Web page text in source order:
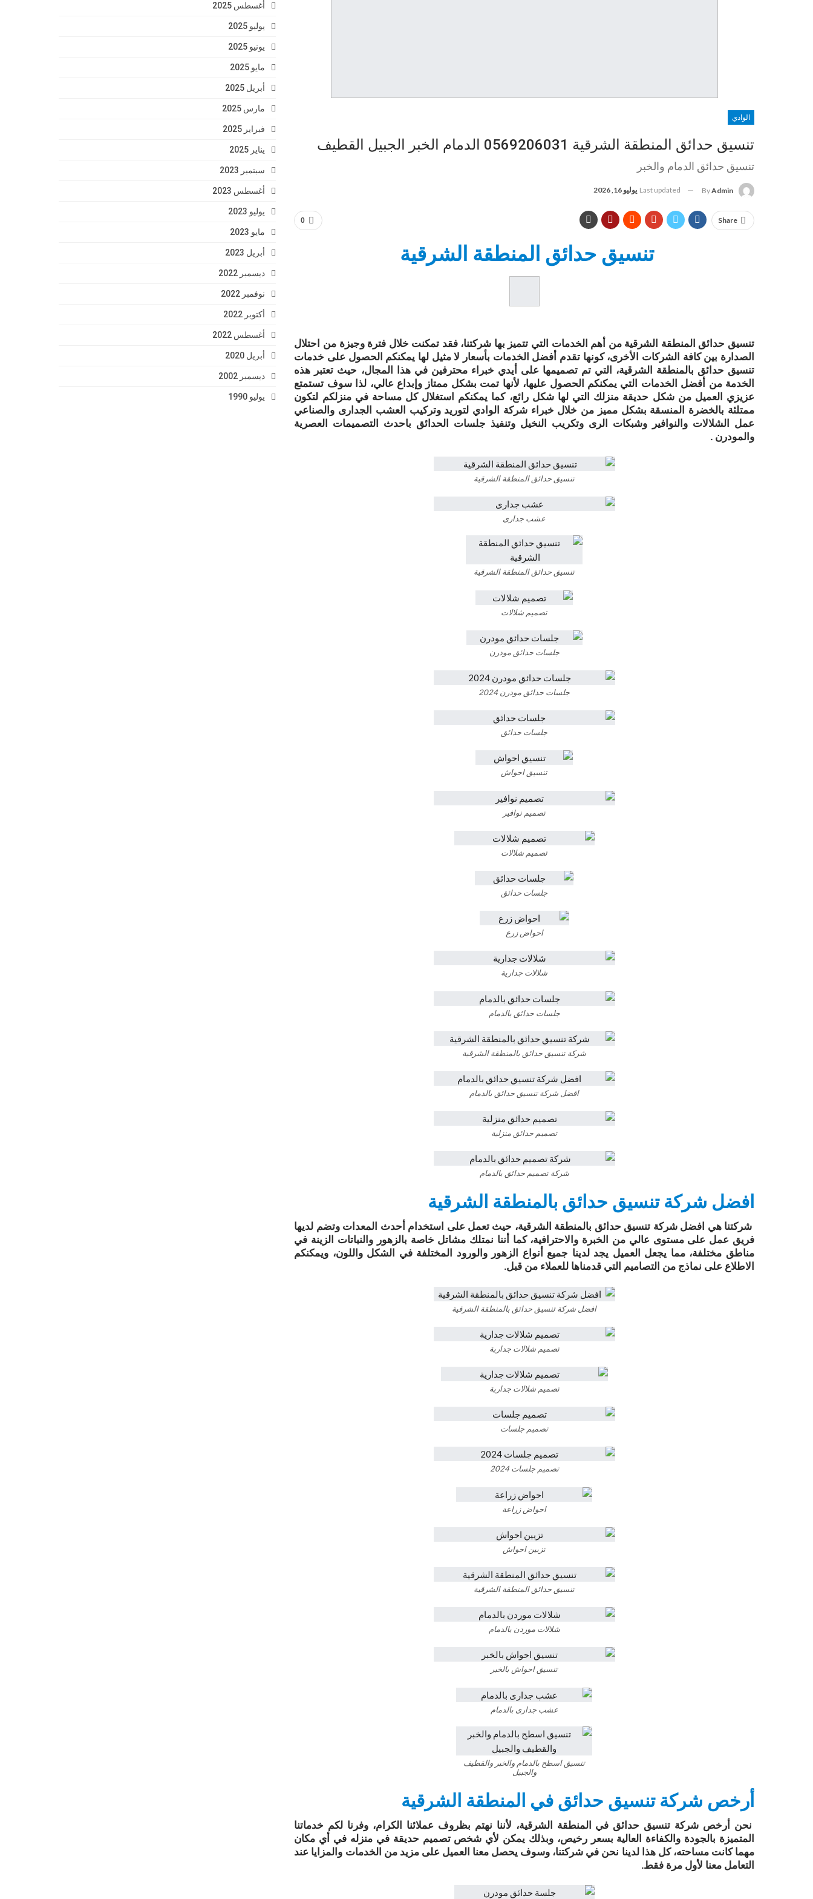
الوادي
تنسيق حدائق المنطقة الشرقية 0569206031 الدمام الخبر الجبيل القطيف
تنسيق حدائق الدمام والخبر
ByAdmin
Last updated يوليو 16, 2026
0 Share
تنسيق حدائق المنطقة الشرقية
تنسيق حدائق المنطقة الشرقية من أهم الخدمات التي تتميز بها شركتنا، فقد تمكنت خلال فترة وجيزة من احتلال
الصدارة بين كافة الشركات الأخرى، كونها تقدم أفضل الخدمات بأسعار لا مثيل لها يمكنكم الحصول على خدمات
تنسيق حدائق بالمنطقة الشرقية، التي تم تصميمها على أيدي خبراء محترفين في هذا المجال، حيث تعتبر هذه
الخدمة من أفضل الخدمات التي يمكنكم الحصول عليها، لأنها تمت بشكل ممتاز وإبداع عالي، لذا سوف تستمتع
عزيزي العميل من شكل حديقة منزلك التي لها شكل رائع، كما يمكنكم استغلال كل مساحة في منزلكم لتكون
ممتلئة بالخضرة المنسقة بشكل مميز من خلال خبراء شركة الوادي لتوريد وتركيب العشب الجدارى والصناعي
عمل الشلالات والنوافير وشبكات الرى وتكريب النخيل وتنفيذ جلسات الحدائق باحدث التصميمات العصرية
والمودرن .
تنسيق حدائق المنطقة الشرقية
عشب جدارى
تنسيق حدائق المنطقة الشرقية
تصميم شلالات
جلسات حدائق مودرن
جلسات حدائق مودرن 2024
جلسات حدائق
تنسيق احواش
تصميم نوافير
تصميم شلالات
جلسات حدائق
احواض زرع
شلالات جدارية
جلسات حدائق بالدمام
شركة تنسيق حدائق بالمنطقة الشرقية
افضل شركة تنسيق حدائق بالدمام
تصميم حدائق منزلية
شركة تصميم حدائق بالدمام
افضل شركة تنسيق حدائق بالمنطقة الشرقية
شركتنا هي افضل شركة تنسيق حدائق بالمنطقة الشرقية، حيث تعمل على استخدام أحدث المعدات وتضم لديها
فريق عمل على مستوى عالي من الخبرة والاحترافية، كما أننا نمتلك مشاتل خاصة بالزهور والنباتات الزينة في
مناطق مختلفة، مما يجعل العميل يجد لدينا جميع أنواع الزهور والورود المختلفة في الشكل واللون، ويمكنكم
الاطلاع على نماذج من التصاميم التي قدمناها للعملاء من قبل.
افضل شركة تنسيق حدائق بالمنطقة الشرقية
تصميم شلالات جدارية
تصميم شلالات جدارية
تصميم جلسات
تصميم جلسات 2024
احواض زراعة
تزيين احواش
تنسيق حدائق المنطقة الشرقية
شلالات موردن بالدمام
تنسيق احواش بالخبر
عشب جدارى بالدمام
تنسيق اسطح بالدمام والخبر والقطيف
والجبيل
أرخص شركة تنسيق حدائق في المنطقة الشرقية
نحن أرخص شركة تنسيق حدائق في المنطقة الشرقية، لأننا نهتم بظروف عملائنا الكرام، وفرنا لكم خدماتنا
المتميزة بالجودة والكفاءة العالية بسعر رخيص، وبذلك يمكن لأي شخص تصميم حديقة في منزله في أي مكان
مهما كانت مساحته، كل هذا لدينا نحن في شركتنا، وسوف يحصل معنا العميل على مزيد من الخدمات والمزايا عند
التعامل معنا لأول مرة فقط.
أغسطس 2025
يوليو 2025
يونيو 2025
مايو 2025
أبريل 2025
مارس 2025
فبراير 2025
يناير 2025
سبتمبر 2023
أغسطس 2023
يوليو 2023
مايو 2023
أبريل 2023
ديسمبر 2022
نوفمبر 2022
أكتوبر 2022
أغسطس 2022
أبريل 2020
ديسمبر 2002
يوليو 1990